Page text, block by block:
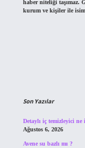
haber niteliği taşımaz.
kurum ve kişiler ile
Son Yazılar
Detaylı iç temizleyici ne
Ağustos 6, 2026
Avene su bazlı mı ?